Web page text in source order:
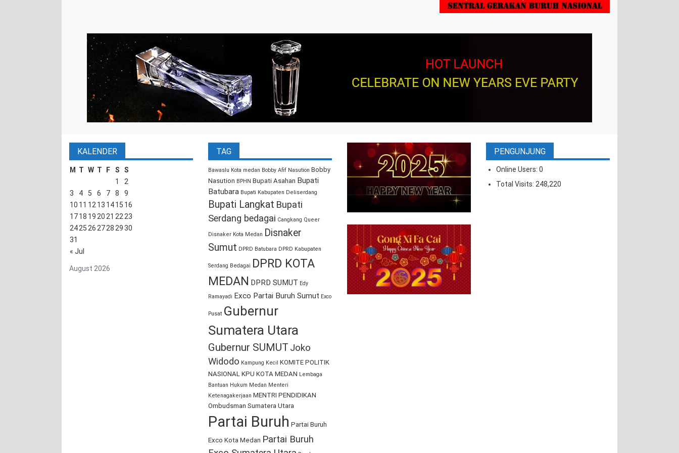
KALENDER
August 2026
M T W T F S S
« Jul
1
2
3
4 5 6 7 8
9
10 11 12 13 1415 16
1718 19 20 21 22 23
2425 26 2728 2930
31
TAG
Bawaslu Kota medan Bobby Afif Nasution Bobby
Nasution BPHN Bupati Asahan Bupati
Batubara Bupati Kabupaten Deliserdang
Bupati Langkat Bupati
Serdang bedagai Cangkang Queer
Disnaker Kota Medan Disnaker
Sumut DPRD Batubara DPRD Kabupaten
Serdang Bedagai DPRD KOTA
MEDAN DPRD SUMUT Edy
Ramayadi Exco Partai Buruh Sumut Exco
Pusat Gubernur
Sumatera Utara
Gubernur SUMUT Joko
Widodo Kampung Kecil KOMITE POLITIK
NASIONAL KPU KOTA MEDAN Lembaga
Bantuan Hukum Medan Menteri
Ketenagakerjaan MENTRI PENDIDIKAN
Ombudsman Sumatera Utara
Partai Buruh Partai Buruh
Exco Kota Medan Partai Buruh
PENGUNJUNG
Online Users: 0
Total Visits: 248,220